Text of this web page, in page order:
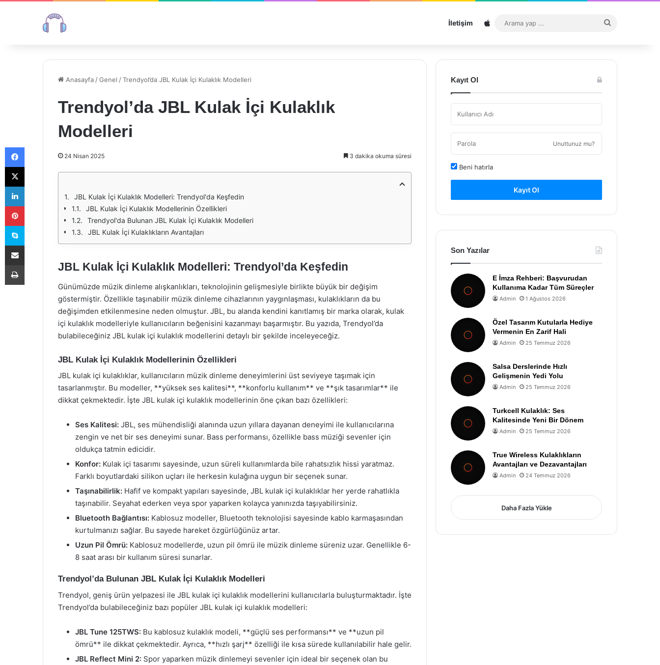
İletişim Sitemap
...
Anasayfa /Genel /Trendyol’da JBL Kulak İçi Kulaklık Modelleri
Trendyol’da JBL Kulak İçi Kulaklık
Modelleri
24 Nisan 2025 3 dakika okuma süresi
JBL Kulak İçi Kulaklık Modelleri: Trendyol'da Keşfedin
JBL Kulak İçi Kulaklık Modellerinin Özellikleri
Trendyol'da Bulunan JBL Kulak İçi Kulaklık Modelleri
JBL Kulak İçi Kulaklıkların Avantajları
JBL Kulak İçi Kulaklık Modelleri: Trendyol’da Keşfedin
Günümüzde müzik dinleme alışkanlıkları, teknolojinin gelişmesiyle birlikte büyük bir değişim
göstermiştir. Özellikle taşınabilir müzik dinleme cihazlarının yaygınlaşması, kulaklıkların da bu
değişimden etkilenmesine neden olmuştur. JBL, bu alanda kendini kanıtlamış bir marka olarak, kulak
içi kulaklık modelleriyle kullanıcıların beğenisini kazanmayı başarmıştır. Bu yazıda, Trendyol’da
bulabileceğiniz JBL kulak içi kulaklık modellerini detaylı bir şekilde inceleyeceğiz.
JBL Kulak İçi Kulaklık Modellerinin Özellikleri
JBL kulak içi kulaklıklar, kullanıcıların müzik dinleme deneyimlerini üst seviyeye taşımak için
tasarlanmıştır. Bu modeller, **yüksek ses kalitesi**, **konforlu kullanım** ve **şık tasarımlar** ile
dikkat çekmektedir. İşte JBL kulak içi kulaklık modellerinin öne çıkan bazı özellikleri:
Ses Kalitesi: JBL, ses mühendisliği alanında uzun yıllara dayanan deneyimi ile kullanıcılarına
zengin ve net bir ses deneyimi sunar. Bass performansı, özellikle bass müziği sevenler için
oldukça tatmin edicidir.
Konfor: Kulak içi tasarımı sayesinde, uzun süreli kullanımlarda bile rahatsızlık hissi yaratmaz.
Farklı boyutlardaki silikon uçları ile herkesin kulağına uygun bir seçenek sunar.
Taşınabilirlik: Hafif ve kompakt yapıları sayesinde, JBL kulak içi kulaklıklar her yerde rahatlıkla
taşınabilir. Seyahat ederken veya spor yaparken kolayca yanınızda taşıyabilirsiniz.
Bluetooth Bağlantısı: Kablosuz modeller, Bluetooth teknolojisi sayesinde kablo karmaşasından
kurtulmanızı sağlar. Bu sayede hareket özgürlüğünüz artar.
Uzun Pil Ömrü: Kablosuz modellerde, uzun pil ömrü ile müzik dinleme süreniz uzar. Genellikle 6-
8 saat arası bir kullanım süresi sunarlar.
Trendyol’da Bulunan JBL Kulak İçi Kulaklık Modelleri
Trendyol, geniş ürün yelpazesi ile JBL kulak içi kulaklık modellerini kullanıcılarla buluşturmaktadır. İşte
Trendyol’da bulabileceğiniz bazı popüler JBL kulak içi kulaklık modelleri:
JBL Tune 125TWS: Bu kablosuz kulaklık modeli, **güçlü ses performansı** ve **uzun pil
ömrü** ile dikkat çekmektedir. Ayrıca, **hızlı şarj** özelliği ile kısa sürede kullanılabilir hale gelir.
JBL Reflect Mini 2: Spor yaparken müzik dinlemeyi sevenler için ideal bir seçenek olan bu
Kayıt Ol
Unuttunuz mu?
Beni hatırla
Kayıt Ol
Son Yazılar
E İmza Rehberi: Başvurudan
Kullanıma Kadar Tüm Süreçler
Admin 1 Ağustos 2026
Özel Tasarım Kutularla Hediye
Vermenin En Zarif Hali
Admin 25 Temmuz 2026
Salsa Derslerinde Hızlı
Gelişmenin Yedi Yolu
Admin 25 Temmuz 2026
Turkcell Kulaklık: Ses
Kalitesinde Yeni Bir Dönem
Admin 25 Temmuz 2026
True Wireless Kulaklıkların
Avantajları ve Dezavantajları
Admin 24 Temmuz 2026
Daha Fazla Yükle
Facebook
X
LinkedIn
Pinterest
Skype
E-Posta ile paylaş